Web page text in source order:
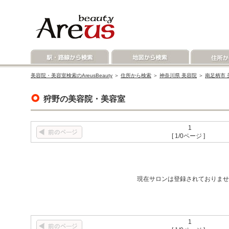
美容院・美容室検索のAreusBeauty ＞ 住所から検索 ＞ 神奈川県 美容院 ＞ 南足柄市
狩野の美容院・美容室
1
[ 1/0ページ ]
現在サロンは登録されておりま
1